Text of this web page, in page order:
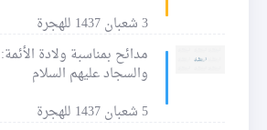
3 شعبان 1437 للهجرة
مدائح بمناسبة ولادة
والسجاد عليهم السلام
5 شعبان 1437 للهجرة